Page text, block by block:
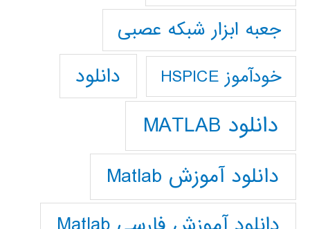
جعبه ابزار شبکه عصبی
خودآموز HSPICE دانلود
دانلود MATLAB
دانلود آموزش Matlab